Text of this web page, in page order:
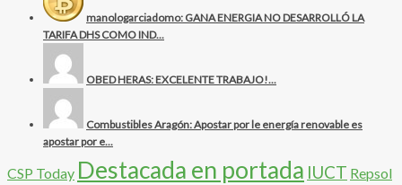
manologarciadomo: GANA ENERGIA NO DESARROLLÓ LA
TARIFA DHS COMO IND...
OBED HERAS: EXCELENTE TRABAJO!...
Combustibles Aragón: Apostar por le energía renovable es
apostar por e...
CSP Today Destacada en portada IUCT Repsol